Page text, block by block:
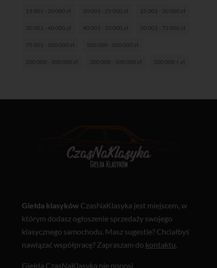
15 001 - 20 000 zł 20 001 - 25 000 zł 25 001 - 30 000 zł
30 001 - 40 000 zł 40 001 - 50 000 zł 50 001 - 75 000 zł
75 001 - 100 000 zł 100 000 - 200 000 zł
200 000 - 300 000 zł 300 000 - 500 000 zł 500 000 + zł
Giełda klasyków CzasNaKlasyka jest miejscem, w
którym dodasz ogłoszenie sprzedaży swojego
klasycznego samochodu. Masz sugestie? Chciałbyś
nawiązać współpracę? Zapraszam do kontaktu
Giełda CzasNaKlasyka nie ponosi